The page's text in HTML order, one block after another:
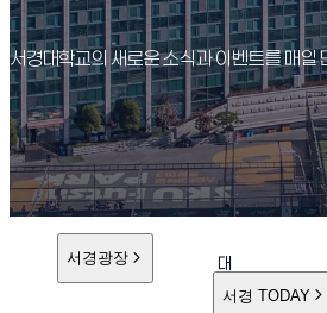
서경대학교의 새로운 소식과 이벤트를 매일
서경광장
대
학
서경 TODAY